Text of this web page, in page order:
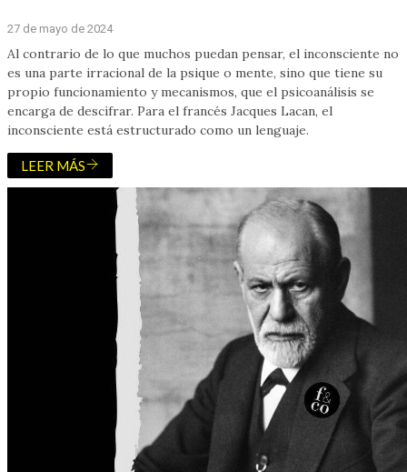
27 de mayo de 2024
Al contrario de lo que muchos puedan pensar, el inconsciente no
es una parte irracional de la psique o mente, sino que tiene su
propio funcionamiento y mecanismos, que el psicoanálisis se
encarga de descifrar. Para el francés Jacques Lacan, el
inconsciente está estructurado como un lenguaje.
LEER MÁS